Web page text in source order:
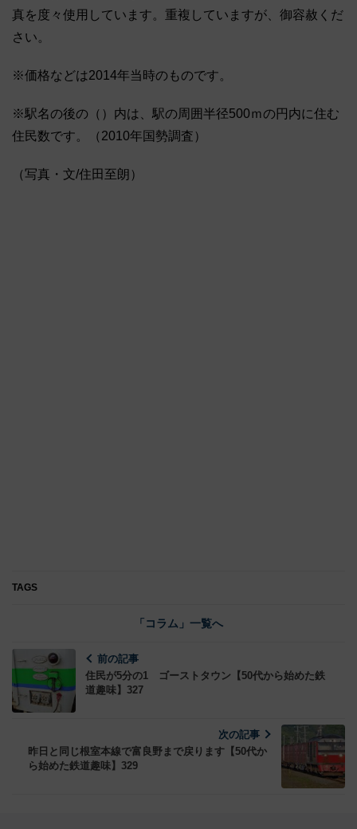
真を度々使用しています。重複していますが、御容赦くだ
さい。
※価格などは2014年当時のものです。
※駅名の後の（）内は、駅の周囲半径500ｍの円内に住む
住民数です。（2010年国勢調査）
（写真・文/住田至朗）
TAGS
「コラム」一覧へ
前の記事
住民が5分の1 ゴーストタウン【50代から始めた鉄
道趣味】327
次の記事
昨日と同じ根室本線で富良野まで戻ります【50代か
ら始めた鉄道趣味】329